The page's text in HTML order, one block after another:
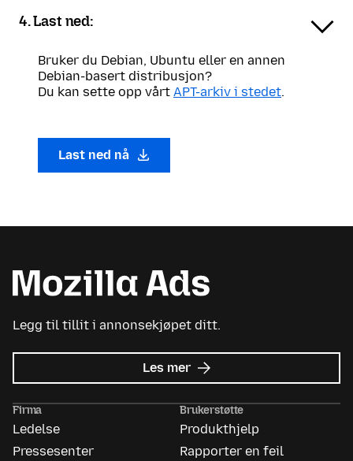
4. Last ned:
Bruker du Debian, Ubuntu eller en annen
Debian-basert distribusjon?
Du kan sette opp vårt APT-arkiv i stedet.
Last ned nå
Legg til tillit i annonsekjøpet ditt.
Les mer om
Mozilla
Firma
Ledelse
Pressesenter
Brukerstøtte
Produkthjelp
Rapporter en feil